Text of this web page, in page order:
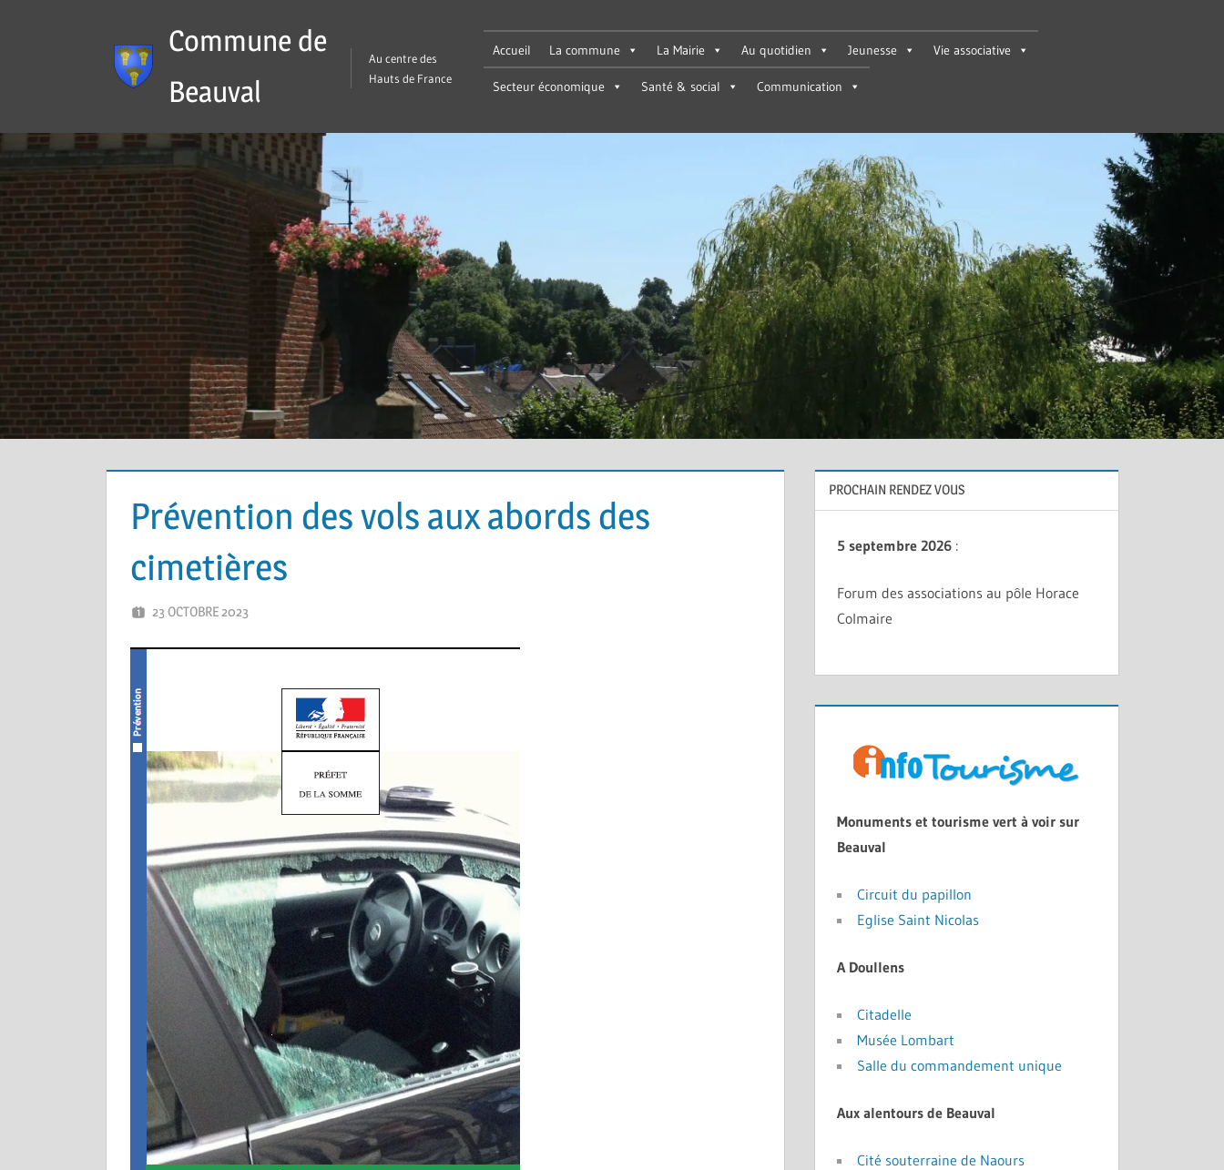
Commune de
Beauval
Au centre des
Hauts de France
Accueil La commune La Mairie Au quotidien Jeunesse Vie associative
Secteur économique Santé & social Communication
Prévention des vols aux abords des
cimetières
23 OCTOBRE 2023
PROCHAIN RENDEZ VOUS
5 septembre 2026 :
Forum des associations au pôle Horace
Colmaire
Monuments et tourisme vert à voir sur
Beauval
Circuit du papillon
Eglise Saint Nicolas
A Doullens
Citadelle
Musée Lombart
Salle du commandement unique
Aux alentours de Beauval
Cité souterraine de Naours